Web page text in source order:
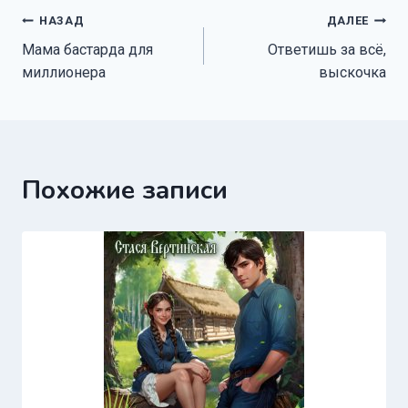
Навигация
по
НАЗАД
Мама бастарда для
миллионера
ДАЛЕЕ
Ответишь за всё,
выскочка
Похожие записи